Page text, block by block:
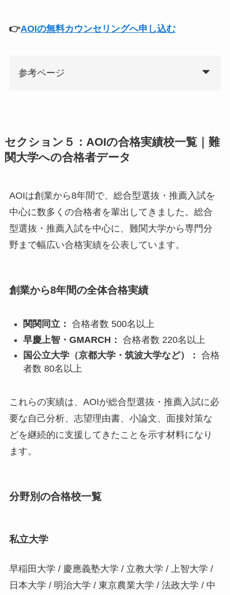
👉AOIの無料カウンセリングへ申し込む
参考ページ
セクション５：AOIの合格実績校一覧｜難
関大学への合格者データ
AOIは創業から8年間で、総合型選抜・推薦入試を
中心に数多くの合格者を輩出してきました。総合
型選抜・推薦入試を中心に、難関大学から専門分
野まで幅広い合格実績を公表しています。
創業から8年間の全体合格実績
関関同立： 合格者数 500名以上
早慶上智・GMARCH： 合格者数 220名以上
国公立大学（京都大学・筑波大学など）： 合格
者数 80名以上
これらの実績は、AOIが総合型選抜・推薦入試に必
要な自己分析、志望理由書、小論文、面接対策な
どを継続的に支援してきたことを示す材料になり
ます。
分野別の合格校一覧
私立大学
早稲田大学 / 慶應義塾大学 / 立教大学 / 上智大学 /
日本大学 / 明治大学 / 東京農業大学 / 法政大学 / 中